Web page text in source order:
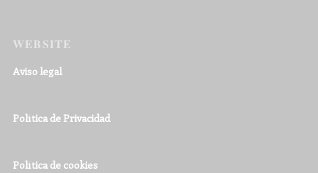
WEBSITE
Aviso legal
Política de Privacidad
Política de cookies